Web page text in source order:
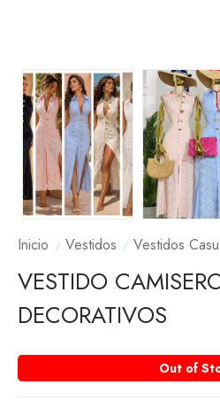
Inicio Vestidos Vestidos
VESTIDO
DECORATIVOS
Out of